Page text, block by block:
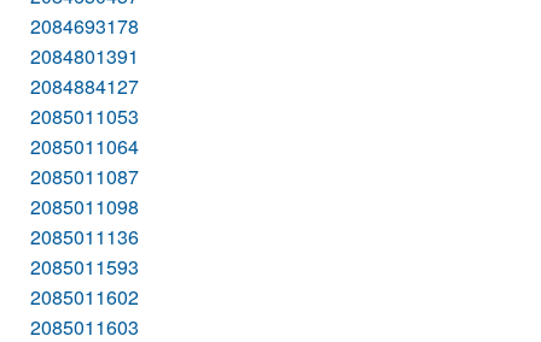
2084693178
2084801391
2084884127
2085011053
2085011064
2085011087
2085011098
2085011136
2085011593
2085011602
2085011603